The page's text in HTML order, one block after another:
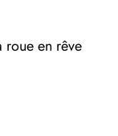
roue en rêve